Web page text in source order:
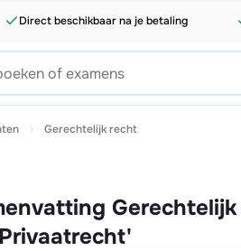
Direct beschikbaar na je betaling
Gerechtelijk recht